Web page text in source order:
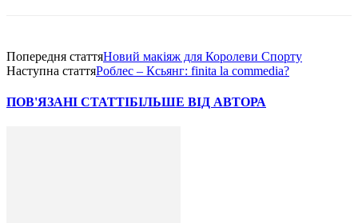
Попередня статтяНовий макіяж для Королеви Спорту
Наступна статтяРоблес – Ксьянг: finita la commedia?
ПОВ'ЯЗАНІ СТАТТІБІЛЬШЕ ВІД АВТОРА